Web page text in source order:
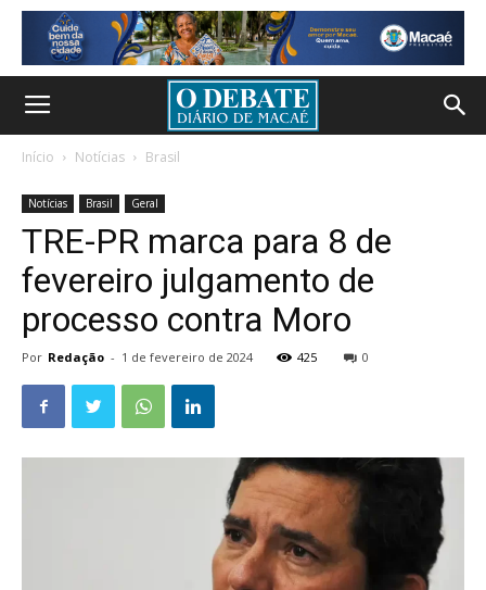
Início Notícias Brasil
Notícias Brasil Geral
TRE-PR marca para 8 de
fevereiro julgamento de
processo contra Moro
Por Redação - 1 de fevereiro de 2024 425 0